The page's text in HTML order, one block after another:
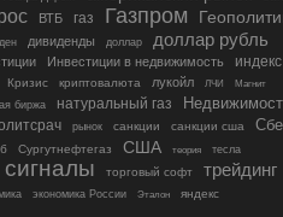
ВТБ газ Газпром
дивиденды доллар доллар рубль
Инвестиции в недвижимость
Кризис криптовалюта лукойл ЛЧИ Магнит
биржа натуральный газ
рынок санкции санкции сша
Сургутнефтегаз США теория тесла
торговый софт трейдинг
экономика России Эталон яндекс